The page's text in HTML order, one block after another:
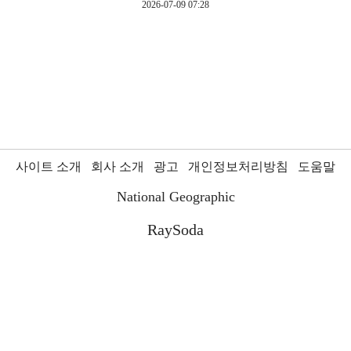
2026-07-09 07:28
사이트 소개 회사 소개 광고 개인정보처리방침 도움말
National Geographic
RaySoda